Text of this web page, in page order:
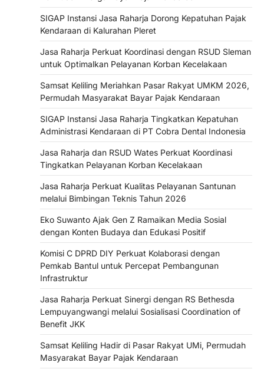
SIGAP Instansi Jasa Raharja Dorong Kepatuhan Pajak
Kendaraan di Kalurahan Pleret
Jasa Raharja Perkuat Koordinasi dengan RSUD Sleman
untuk Optimalkan Pelayanan Korban Kecelakaan
Samsat Keliling Meriahkan Pasar Rakyat UMKM 2026,
Permudah Masyarakat Bayar Pajak Kendaraan
SIGAP Instansi Jasa Raharja Tingkatkan Kepatuhan
Administrasi Kendaraan di PT Cobra Dental Indonesia
Jasa Raharja dan RSUD Wates Perkuat Koordinasi
Tingkatkan Pelayanan Korban Kecelakaan
Jasa Raharja Perkuat Kualitas Pelayanan Santunan
melalui Bimbingan Teknis Tahun 2026
Eko Suwanto Ajak Gen Z Ramaikan Media Sosial
dengan Konten Budaya dan Edukasi Positif
Komisi C DPRD DIY Perkuat Kolaborasi dengan
Pemkab Bantul untuk Percepat Pembangunan
Infrastruktur
Jasa Raharja Perkuat Sinergi dengan RS Bethesda
Lempuyangwangi melalui Sosialisasi Coordination of
Benefit JKK
Samsat Keliling Hadir di Pasar Rakyat UMi, Permudah
Masyarakat Bayar Pajak Kendaraan